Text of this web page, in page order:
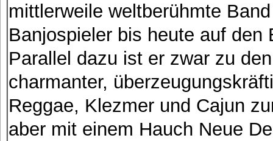
mittlerweile weltberühmte
Banjospieler bis heute auf den
Parallel dazu ist er zwar zu
charmanter,
Reggae, Klezmer und Cajun
aber mit einem Hauch Neue